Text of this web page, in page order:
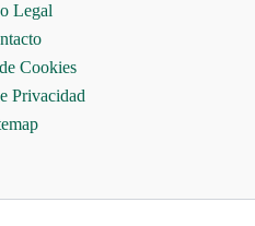
Legal
Cookies
Privacidad